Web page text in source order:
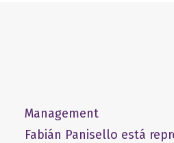
Management
Fabián Panisello está